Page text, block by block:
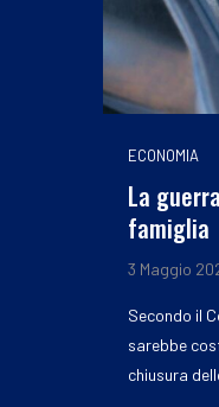
ECONOMIA
La
famiglia
3 Maggio
Secondo il
sarebbe
chiusura